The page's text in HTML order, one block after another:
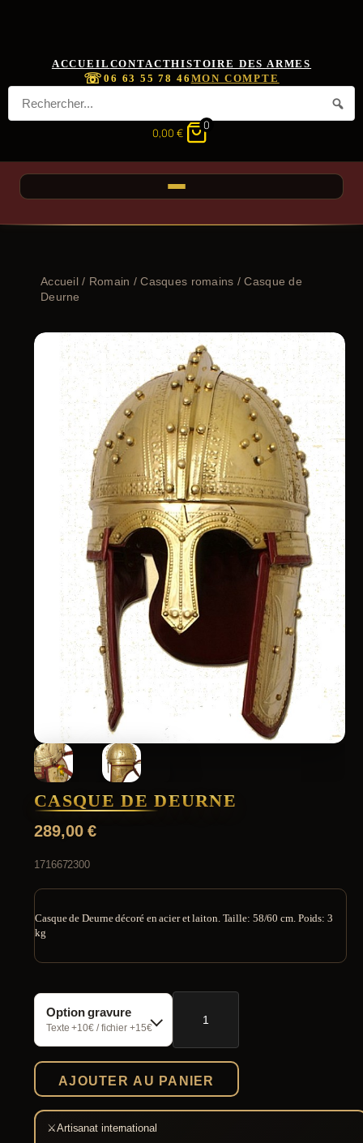
ACCUEIL CONTACTHISTOIRE DES ARMES
☏06 63 55 78 46 MON COMPTE
0,00 €
0
Accueil/ Romain /Casques romains / Casque de
Deurne
CASQUE DE DEURNE
289,00€
1716672300
Casque de Deurne décoré en acier et laiton. Taille: 58/60 cm. Poids: 3
kg
Option gravure
Texte +10€ / fichier +15€
quantité
Casque
de
AJOUTER AU PANIER
⚔Artisanat international